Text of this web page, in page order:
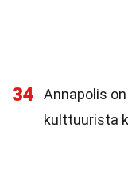
34
Annapolis
kulttuurista